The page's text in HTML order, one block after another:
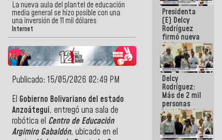
La nueva aula del plantel de educación
media general se hizo posible con una
una inversión de 11 mil dólares
Internet
Publicado: 15/05/2026 02:49 PM
El Gobierno Bolivariano del estado
Anzoátegui, entregó una sala de
robótica el Centro de Educación
Argimiro Gabaldón, ubicado en el
en Caracas
Presidenta
(E) Delcy
Rodríguez
firmó nueva
de Ley de
Arrendamiento
aprobada
por la AN
Delcy
Rodríguez:
Más de 2 mil
personas
beneficiadas
con planes
para
atención de